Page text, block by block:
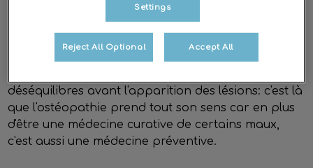
peut par exemple s'exprimer par une boiterie ou
une incontinence urinaire. La restriction de
mobilité des tissus (vertèbres, ligaments, organes
déséquilibres avant l'apparition des lésions: c'est là
que l'ostéopathie prend tout son sens car en plus
d'être une médecine curative de certains maux,
c'est aussi une médecine préventive.
Settings
Reject All Optional Accept All